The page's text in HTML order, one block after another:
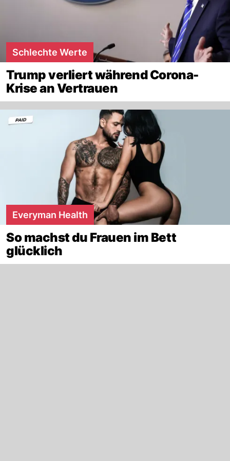
Schlechte Werte
Trump verliert während Corona-
Krise an Vertrauen
Everyman Health
So machst du Frauen im Bett
glücklich